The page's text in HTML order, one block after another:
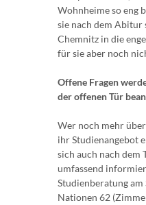
Wohnheime so eng
sie nach dem
Chemnitz in die
für sie aber noch
Offene Fragen
der offenen Tür
Wer noch mehr
ihr Studienangebot
sich auch nach dem
umfassend
Studienberatung
Nationen 62